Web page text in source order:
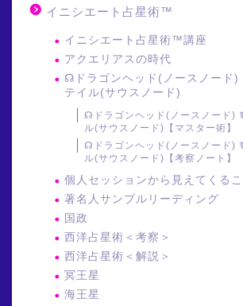
イニシエート占星術™
イニシエート占星術™講座
アクエリアスの時代
☊ドラゴンヘッド(ノースノード
テイル(サウスノード)
☊ドラゴンヘッド(ノースノード)
ル(サウスノード)【マスター術】
☊ドラゴンヘッド(ノースノード)
ル(サウスノード)【考察ノート】
個人セッションから見えてくるこ
著名人サンプルリーディング
国政
西洋占星術＜考察＞
西洋占星術＜解説＞
冥王星
海王星